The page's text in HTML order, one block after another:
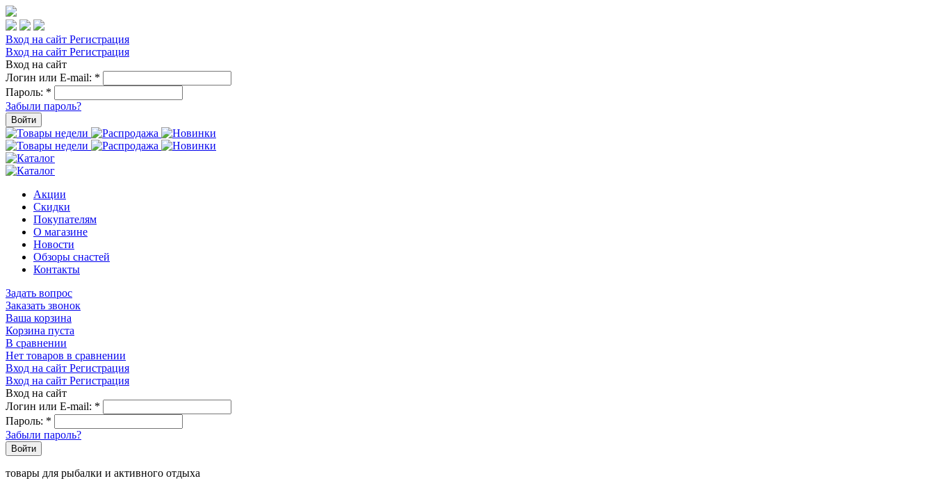
Вход на сайт Регистрация
Вход на сайт Регистрация
Вход на сайт
Логин или E-mail: *
Пароль: *
Забыли пароль?
Войти
Акции
Скидки
Покупателям
О магазине
Новости
Обзоры снастей
Контакты
Задать вопрос
Заказать звонок
Ваша корзина
Корзина пуста
В сравнении
Нет товаров в сравнении
Вход на сайт Регистрация
Вход на сайт Регистрация
Вход на сайт
Логин или E-mail: *
Пароль: *
Забыли пароль?
Войти
товары для рыбалки и активного отдыха